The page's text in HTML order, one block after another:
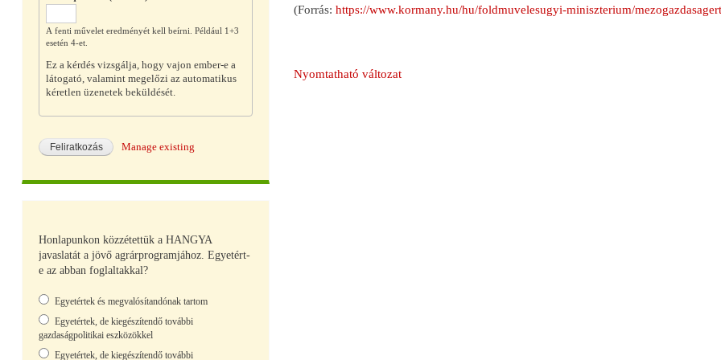
(Forrás: https://www.kormany.hu/hu/foldmuvelesugyi-miniszterium/
Nyomtatható változat
A fenti művelet eredményét kell beírni. Például 1+3
esetén 4-et.
Ez a kérdés vizsgálja, hogy vajon ember-e a
látogató, valamint megelőzi az automatikus
kéretlen üzenetek beküldését.
Manage existing
Honlapunkon közzétettük a HANGYA
javaslatát a jövő agrárprogramjához. Egyetért-
e az abban foglaltakkal?
Választások
Egyetértek és megvalósítandónak tartom
Egyetértek, de kiegészítendő további
gazdaságpolitikai eszközökkel
Egyetértek, de kiegészítendő további